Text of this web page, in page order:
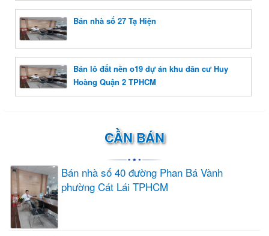
Bán nhà số 27 Tạ Hiện
Bán lô đất nền o19 dự án khu dân cư Huy
Hoàng Quận 2 TPHCM
CẦN BÁN
Bán nhà số 40 đường Phan Bá Vành
phường Cát Lái TPHCM